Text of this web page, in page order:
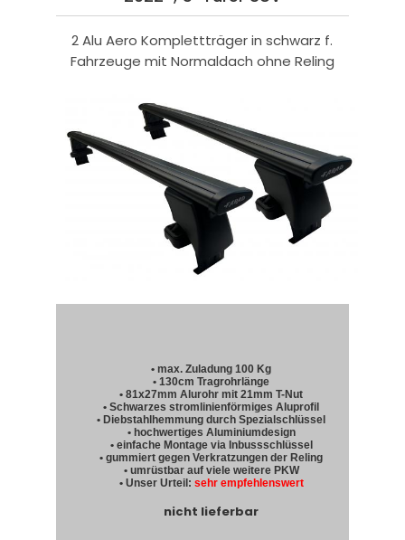
2 Alu Aero Komplettträger in schwarz f.
Fahrzeuge mit Normaldach ohne Reling
• max. Zuladung 100 Kg
• 130cm Tragrohrlänge
• 81x27mm Alurohr mit 21mm T-Nut
• Schwarzes stromlinienförmiges Aluprofil
• Diebstahlhemmung durch Spezialschlüssel
• hochwertiges Aluminiumdesign
• einfache Montage via Inbussschlüssel
• gummiert gegen Verkratzungen der Reling
• umrüstbar auf viele weitere PKW
• Unser Urteil: sehr empfehlenswert
nicht lieferbar